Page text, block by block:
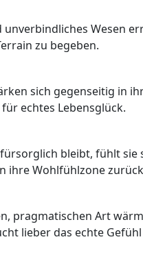
Wesen
zu begeben.
sich gegenseitig in
echtes Lebensglück.
bleibt, fühlt
ihre Wohlfühlzone
pragmatischen Art
lieber das echte